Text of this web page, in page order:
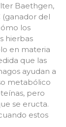
Baethgen,
del
los
hierbas
en materia
que las
ayudan a
metabólico
pero
se eructa.
estos